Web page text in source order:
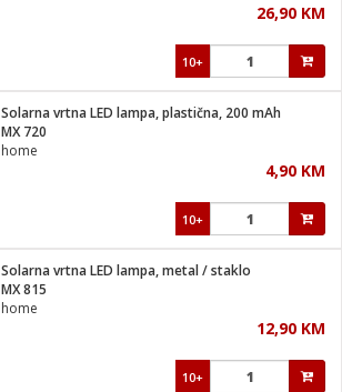
26,90 KM
10+
Solarna vrtna LED lampa, plastična, 200 mAh
MX 720
home
4,90 KM
10+
Solarna vrtna LED lampa, metal / staklo
MX 815
home
12,90 KM
10+